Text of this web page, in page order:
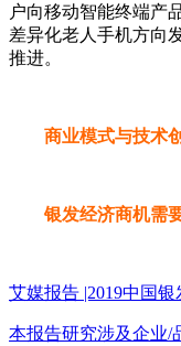
户向移动智能终端产
差异化老人手机方向
推进。
商业模式与技术创
银发经济商机需要
艾媒报告 |2019中国
本报告研究涉及企业/